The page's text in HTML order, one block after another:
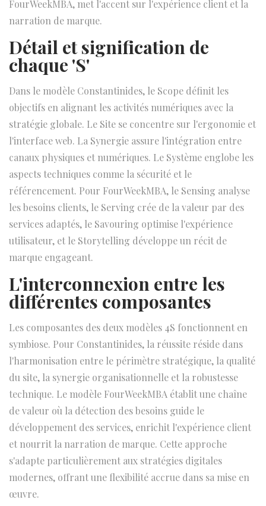
FourWeekMBA, met l'accent sur l'expérience client et la
narration de marque.
Détail et signification de
chaque 'S'
Dans le modèle Constantinides, le Scope définit les
objectifs en alignant les activités numériques avec la
stratégie globale. Le Site se concentre sur l'ergonomie et
l'interface web. La Synergie assure l'intégration entre
canaux physiques et numériques. Le Système englobe les
aspects techniques comme la sécurité et le
référencement. Pour FourWeekMBA, le Sensing analyse
les besoins clients, le Serving crée de la valeur par des
services adaptés, le Savouring optimise l'expérience
utilisateur, et le Storytelling développe un récit de
marque engageant.
L'interconnexion entre les
différentes composantes
Les composantes des deux modèles 4S fonctionnent en
symbiose. Pour Constantinides, la réussite réside dans
l'harmonisation entre le périmètre stratégique, la qualité
du site, la synergie organisationnelle et la robustesse
technique. Le modèle FourWeekMBA établit une chaîne
de valeur où la détection des besoins guide le
développement des services, enrichit l'expérience client
et nourrit la narration de marque. Cette approche
s'adapte particulièrement aux stratégies digitales
modernes, offrant une flexibilité accrue dans sa mise en
œuvre.